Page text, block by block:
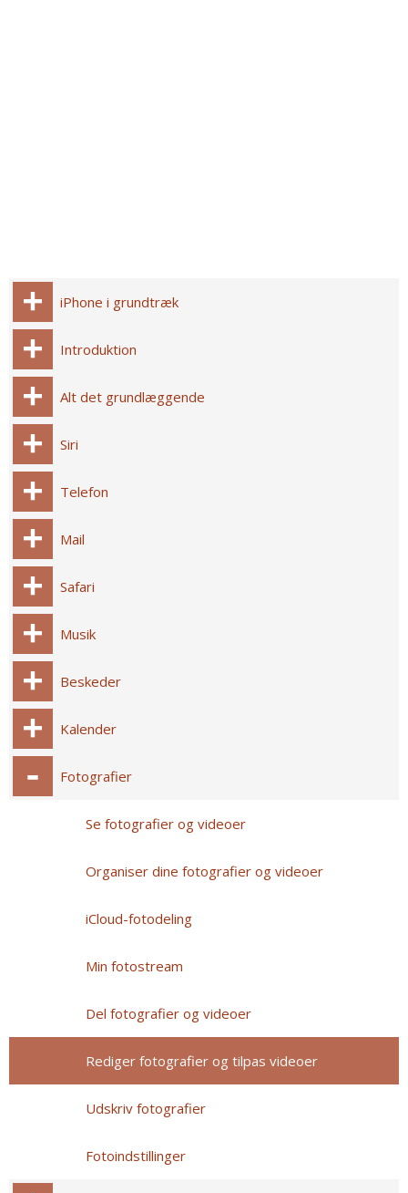
iPhone i grundtræk
Introduktion
Alt det grundlæggende
Siri
Telefon
Mail
Safari
Musik
Beskeder
Kalender
Fotografier
Se fotografier og videoer
Organiser dine fotografier og videoer
iCloud-fotodeling
Min fotostream
Del fotografier og videoer
Rediger fotografier og tilpas videoer
Udskriv fotografier
Fotoindstillinger